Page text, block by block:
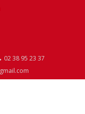
02 38 95 23 37